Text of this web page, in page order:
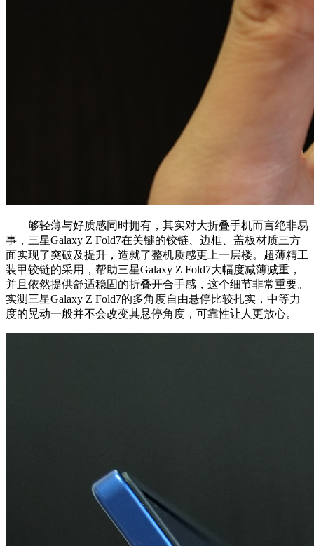
够轻薄与好质感同时拥有，其实对大折叠手机而言绝非易
事，三星Galaxy Z Fold7在关键的铰链、边框、盖板材质三方
面实现了突破及提升，造就了整机质感更上一层楼。超薄精工
装甲铰链的采用，帮助三星Galaxy Z Fold7大幅度减薄减重，
并且依然提供舒适稳固的折叠开合手感，这个细节非常重要。
实测三星Galaxy Z Fold7的多角度自由悬停比较扎实，中等力
度的晃动一般并不会改变其悬停角度，可靠性让人更放心。